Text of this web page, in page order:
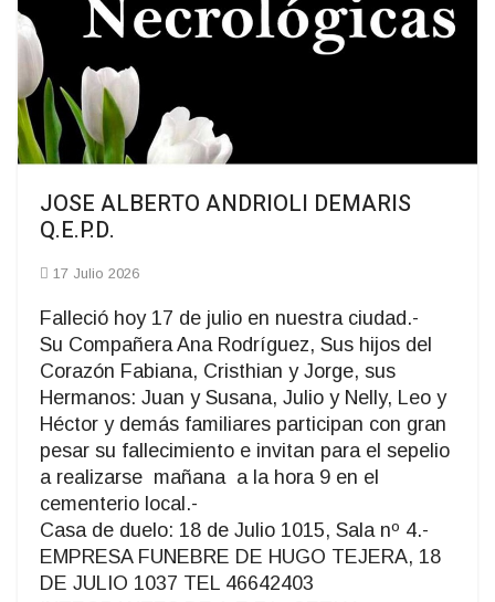
JOSE ALBERTO ANDRIOLI DEMARIS
Q.E.P.D.
17 Julio 2026
Falleció hoy 17 de julio en nuestra ciudad.-
Su Compañera Ana Rodríguez, Sus hijos del
Corazón Fabiana, Cristhian y Jorge, sus
Hermanos: Juan y Susana, Julio y Nelly, Leo y
Héctor y demás familiares participan con gran
pesar su fallecimiento e invitan para el sepelio
a realizarse mañana a la hora 9 en el
cementerio local.-
Casa de duelo: 18 de Julio 1015, Sala nº 4.-
EMPRESA FUNEBRE DE HUGO TEJERA, 18
DE JULIO 1037 TEL 46642403